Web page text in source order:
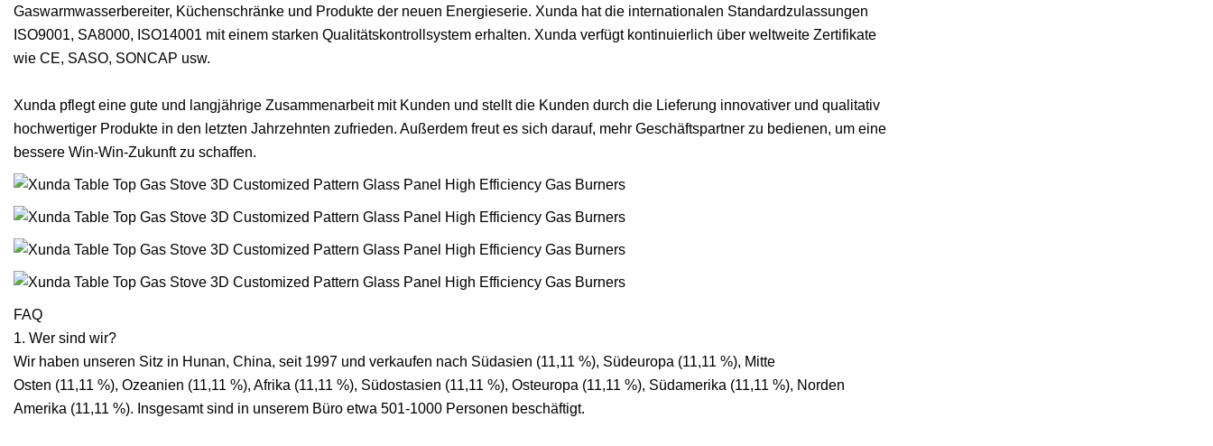
Gaswarmwasserbereiter, Küchenschränke und Produkte der neuen Energieserie. Xunda hat die internationalen Standardzulassungen
ISO9001, SA8000, ISO14001 mit einem starken Qualitätskontrollsystem erhalten. Xunda verfügt kontinuierlich über weltweite Zertifikate
wie CE, SASO, SONCAP usw.
Xunda pflegt eine gute und langjährige Zusammenarbeit mit Kunden und stellt die Kunden durch die Lieferung innovativer und qualitativ
hochwertiger Produkte in den letzten Jahrzehnten zufrieden. Außerdem freut es sich darauf, mehr Geschäftspartner zu bedienen, um eine
bessere Win-Win-Zukunft zu schaffen.
FAQ
1. Wer sind wir?
Wir haben unseren Sitz in Hunan, China, seit 1997 und verkaufen nach Südasien (11,11 %), Südeuropa (11,11 %), Mitte
Osten (11,11 %), Ozeanien (11,11 %), Afrika (11,11 %), Südostasien (11,11 %), Osteuropa (11,11 %), Südamerika (11,11 %), Norden
Amerika (11,11 %). Insgesamt sind in unserem Büro etwa 501-1000 Personen beschäftigt.